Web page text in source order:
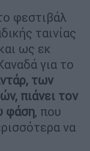
φεστιβάλ
ταινίας
ως εκ
για το
των
πιάνει τον
φάση, που
να